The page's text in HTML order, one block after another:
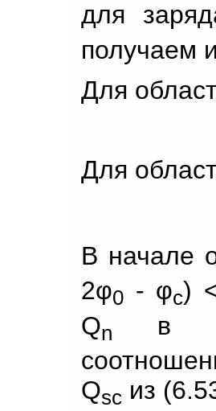
для
получаем
Для
Для
В начале
2φ0 - φc)
Qn
в
Qsc из